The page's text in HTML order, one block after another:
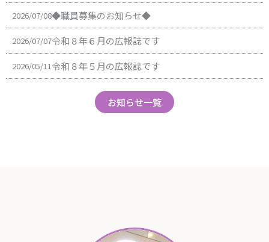
2026/07/08◆職員募集のお知らせ◆
2026/07/07令和８年６月の広報誌です
2026/05/11 令和８年５月の広報誌です
お知らせ一覧